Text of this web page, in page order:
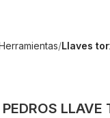
Llaves